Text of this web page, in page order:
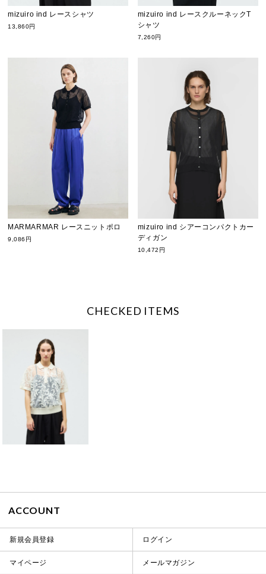
mizuiro ind レースシャツ
13,860円
mizuiro ind レースクルーネックT
シャツ
7,260円
MARMARMAR レースニットポロ
9,086円
mizuiro ind シアーコンパクトカー
ディガン
10,472円
CHECKED ITEMS
ACCOUNT
新規会員登録 ログイン
マイページ メールマガジン